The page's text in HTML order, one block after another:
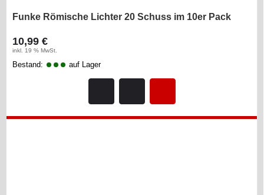
Funke Römische Lichter 20 Schuss im 10er Pack
10,99 €
inkl. 19 % MwSt.
Bestand: auf Lager